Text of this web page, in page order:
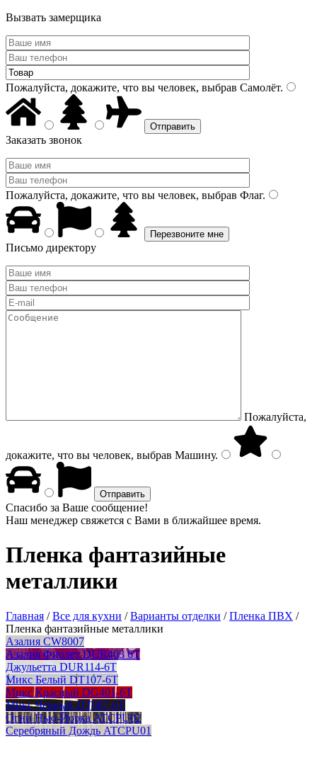
Вызвать замерщика
Пожалуйста, докажите, что вы человек, выбрав Самолёт.
Заказать звонок
Пожалуйста, докажите, что вы человек, выбрав Флаг.
Письмо директору
Пожалуйста,
докажите, что вы человек, выбрав Машину.
Спасибо за Ваше сообщение!
Наш менеджер свяжется с Вами в ближайшее время.
Пленка фантазийные
металлики
Главная /Все для кухни /Варианты отделки /Пленка ПВХ /
Пленка фантазийные металлики
Азалия CW8007
Азалия Фиолет DUR403 6T
Джульетта DUR114-6T
Микс Белый DT107-6T
Микс Красный DG401-6T
Микс Черный DT087-6T
Огни Нью-Йорка ATCPU02
Серебряный Дождь ATCPU01